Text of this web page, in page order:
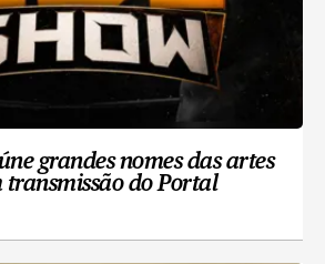
grandes nomes das artes
transmissão do Portal